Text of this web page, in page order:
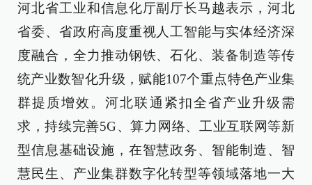
河北省工业和信息化厅副厅长马越表示，河北
省委、省政府高度重视人工智能与实体经济深
度融合，全力推动钢铁、石化、装备制造等传
统产业数智化升级，赋能107个重点特色产业集
群提质增效。河北联通紧扣全省产业升级需
求，持续完善5G、算力网络、工业互联网等新
型信息基础设施，在智慧政务、智能制造、智
慧民生、产业集群数字化转型等领域落地一大